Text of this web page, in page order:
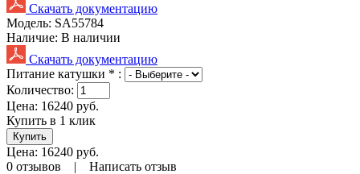
Скачать документацию
Модель: SA55784
Наличие: В наличии
Скачать документацию
Питание катушки * :
Количество:
Цена: 16240 руб.
Купить в 1 клик
Цена: 16240 руб.
0 отзывов | Написать отзыв